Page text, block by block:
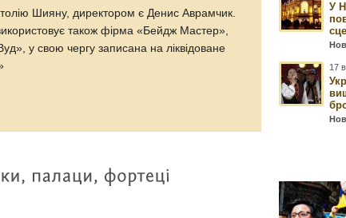
Шияну, директором є Денис Аврамчик.
також фірма «Бейдж Мастер»,
у свою чергу записана на ліквідоване
У
17